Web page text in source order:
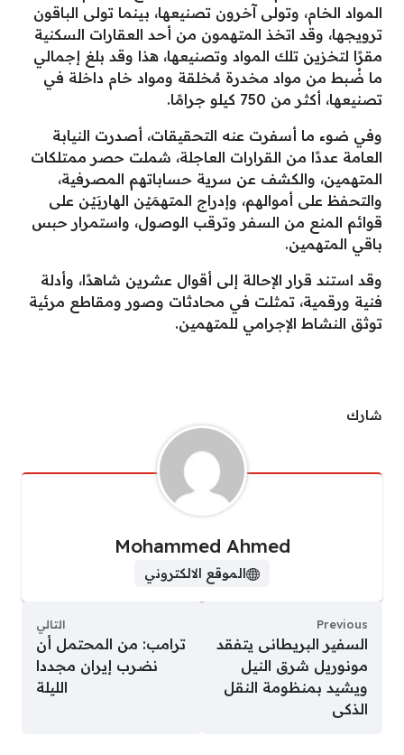
المواد الخام، وتولى آخرون تصنيعها، بينما تولى الباقون
ترويجها، وقد اتخذ المتهمون من أحد العقارات السكنية
مقرًا لتخزين تلك المواد وتصنيعها، هذا وقد بلغ إجمالي
ما ضُبط من مواد مخدرة مُخلقة ومواد خام داخلة في
تصنيعها، أكثر من 750 كيلو جرامًا.
وفي ضوء ما أسفرت عنه التحقيقات، أصدرت النيابة
العامة عددًا من القرارات العاجلة، شملت حصر ممتلكات
المتهمين، والكشف عن سرية حساباتهم المصرفية،
والتحفظ على أموالهم، وإدراج المتهمَيْن الهاربَيْن على
قوائم المنع من السفر وترقب الوصول، واستمرار حبس
باقي المتهمين.
وقد استند قرار الإحالة إلى أقوال عشرين شاهدًا، وأدلة
فنية ورقمية، تمثلت في محادثات وصور ومقاطع مرئية
توثق النشاط الإجرامي للمتهمين.
شارك
Mohammed Ahmed
الموقع الالكتروني
Previous
السفير البريطانى يتفقد
مونوريل شرق النيل
ويشيد بمنظومة النقل
الذكى
التالي
ترامب: من المحتمل أن
نضرب إيران مجددا
الليلة